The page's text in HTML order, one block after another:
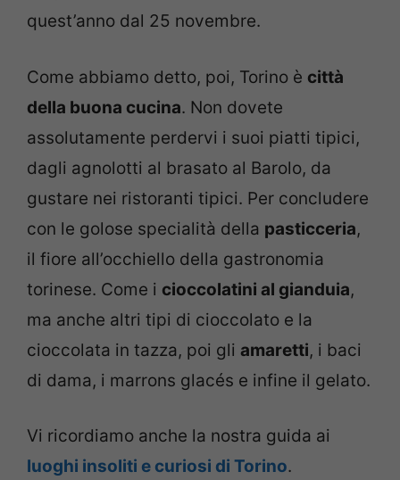
quest’anno dal 25 novembre.
Come abbiamo detto, poi, Torino è città
della buona cucina. Non dovete
assolutamente perdervi i suoi piatti tipici,
dagli agnolotti al brasato al Barolo, da
gustare nei ristoranti tipici. Per concludere
con le golose specialità della pasticceria,
il fiore all’occhiello della gastronomia
torinese. Come i cioccolatini al gianduia,
ma anche altri tipi di cioccolato e la
cioccolata in tazza, poi gli amaretti, i baci
di dama, i marrons glacés e infine il gelato.
Vi ricordiamo anche la nostra guida ai
luoghi insoliti e curiosi di Torino.